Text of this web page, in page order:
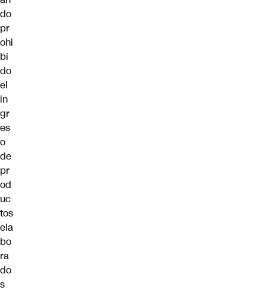
do
pr
ohi
bi
do
el
in
gr
es
o
de
pr
od
uc
tos
ela
bo
ra
do
s